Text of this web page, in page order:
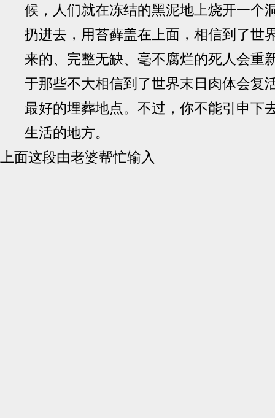
候，人们就在冻结的黑泥地上烧开一个
扔进去，用苔藓盖在上面，相信到了世
来的、完整无缺、毫不腐烂的死人会重
于那些不大相信到了世界末日肉体会复
最好的埋葬地点。不过，你不能引申下
生活的地方。
上面这段由老婆帮忙输入